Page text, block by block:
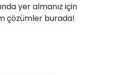
yer almanız için
çözümler burada!